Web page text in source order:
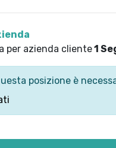
per azienda cliente1
posizione è